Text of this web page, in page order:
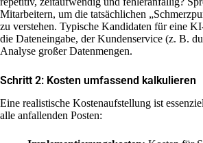
Mitarbeitern, um die tatsächlichen
zu verstehen. Typische Kandidaten für eine
die Dateneingabe, der Kundenservice (z. B.
Analyse großer Datenmengen.
Schritt 2: Kosten umfassend kalkulieren
Eine realistische Kostenaufstellung ist
alle anfallenden Posten: